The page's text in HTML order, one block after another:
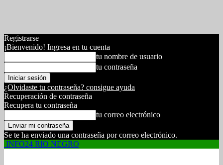
Registrarse
¡Bienvenido! Ingresa en tu cuenta
tu nombre de usuario
tu contraseña
¿Olvidaste tu contraseña? consigue ayuda
Recuperación de contraseña
Recupera tu contraseña
tu correo electrónico
Se te ha enviado una contraseña por correo electrónico.
INFO24 RIO NEGRO